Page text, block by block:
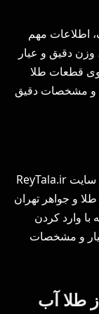
اطلاعات مهم
دقیق و عیار
قطعات طلا
و مشخصات دقیق
برای استعلام انگ طلای آب شده، می‌توانید به سایت ReyTala.ir
و جواهر تهران
با وارد کردن
و مشخصات
طلا آب